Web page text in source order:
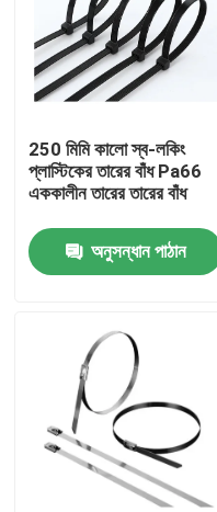
আমাদের সম্পর্কে
250 মিমি কালো স্ব-লকিং
প্লাস্টিকের তারের বাঁধ Pa66
এককালীন তারের তারের বাঁধ
অনুসন্ধান পাঠান